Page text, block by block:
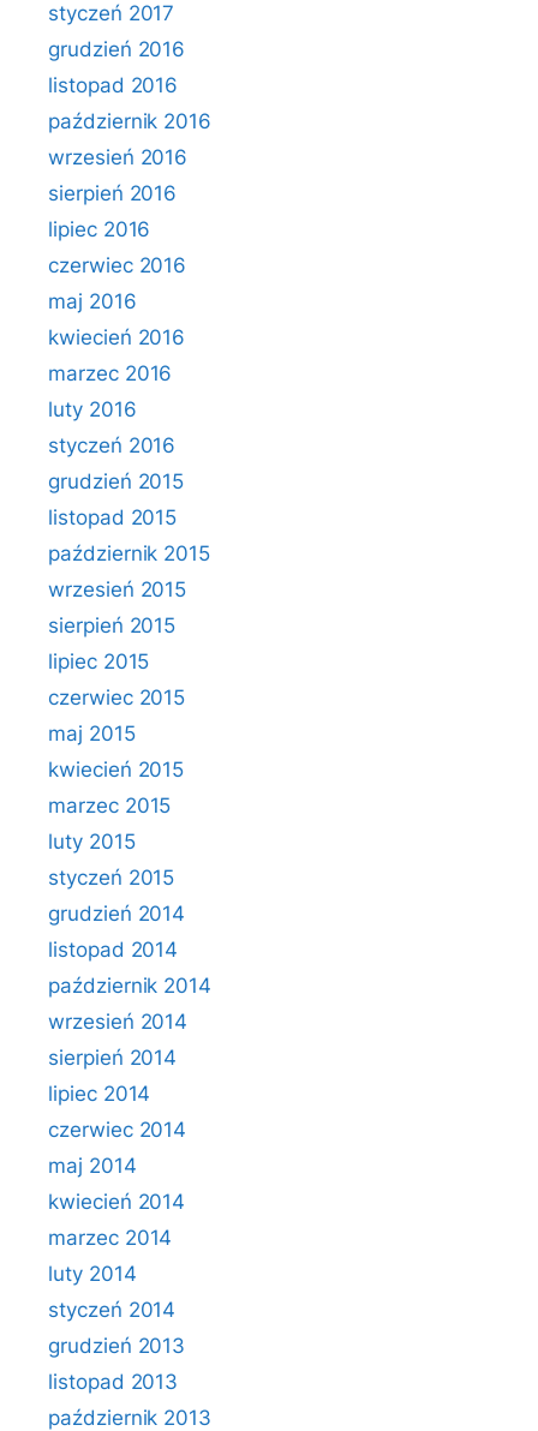
styczeń 2017
grudzień 2016
listopad 2016
październik 2016
wrzesień 2016
sierpień 2016
lipiec 2016
czerwiec 2016
maj 2016
kwiecień 2016
marzec 2016
luty 2016
styczeń 2016
grudzień 2015
listopad 2015
październik 2015
wrzesień 2015
sierpień 2015
lipiec 2015
czerwiec 2015
maj 2015
kwiecień 2015
marzec 2015
luty 2015
styczeń 2015
grudzień 2014
listopad 2014
październik 2014
wrzesień 2014
sierpień 2014
lipiec 2014
czerwiec 2014
maj 2014
kwiecień 2014
marzec 2014
luty 2014
styczeń 2014
grudzień 2013
listopad 2013
październik 2013